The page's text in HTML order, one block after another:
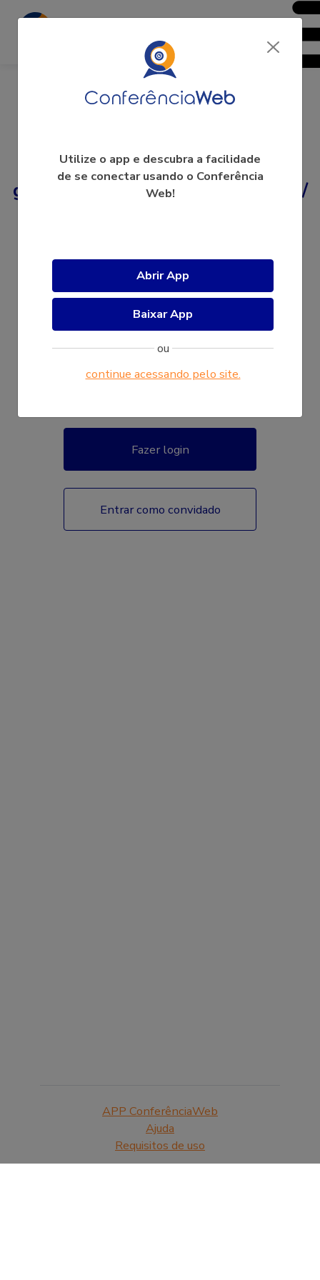
PPgCS - Programa de Pós-
graduação em Ciências da Saúde /
Fazer login
Entrar como convidado
APP ConferênciaWeb
Ajuda
Requisitos de uso
Utilize o app e descubra a facilidade
de se conectar usando o Conferência
Web!
Abrir App
Baixar App
ou
continue acessando pelo site.